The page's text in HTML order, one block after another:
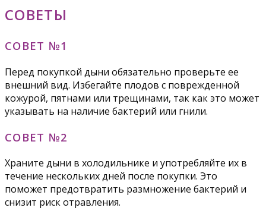
СОВЕТЫ
СОВЕТ №1
Перед покупкой дыни обязательно проверьте ее
внешний вид. Избегайте плодов с поврежденной
кожурой, пятнами или трещинами, так как это может
указывать на наличие бактерий или гнили.
СОВЕТ №2
Храните дыни в холодильнике и употребляйте их в
течение нескольких дней после покупки. Это
поможет предотвратить размножение бактерий и
снизит риск отравления.